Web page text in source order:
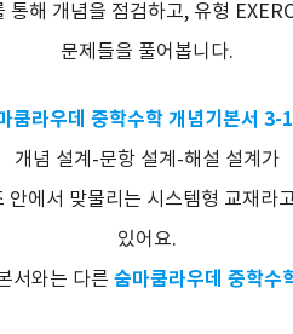
통해 개념을 점검하고, 유형
문제들을 풀어봅니다.
쿰라우데 중학수학 개념기본서 3-1
개념 설계-문항 설계-해설 설계가
안에서 맞물리는 시스템형 교재라
있어요.
서와는 다른 숨마쿰라우데 중학수